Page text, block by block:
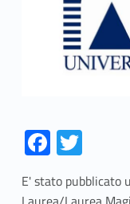
Fa
ce
b
T
w
itt
E' stato pubblicato